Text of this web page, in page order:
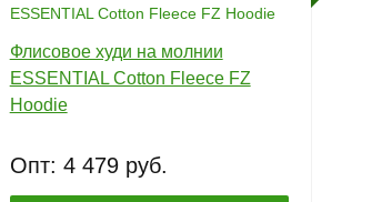
Флисовое худи на молнии
ESSENTIAL Cotton Fleece FZ
Hoodie
Опт: 4 479 руб.